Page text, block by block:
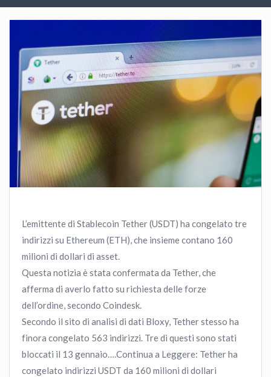
L’emittente di Stablecoin Tether (USDT) ha congelato tre
indirizzi su Ethereum (ETH), che insieme contano 160
milioni di dollari di asset.
Questa notizia è stata confermata da Tether, che
afferma di averlo fatto su richiesta delle forze
dell’ordine, secondo Coindesk.
Secondo il sito di analisi di dati Bloxy, Tether stesso ha
finora congelato 563 indirizzi. Tre di questi sono stati
bloccati il 13 gennaio….Continua a Leggere: Tether ha
congelato indirizzi USDT da 160 milioni di dollari